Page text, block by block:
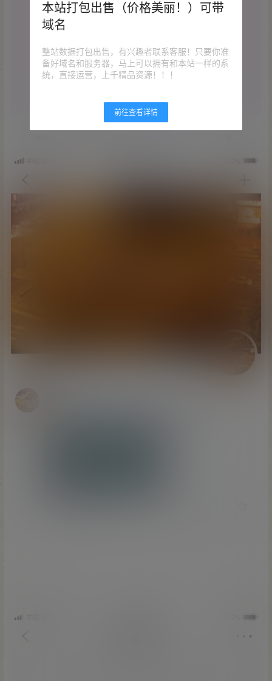
本站打包出售（价格美丽！）可带
域名
整站数据打包出售，有兴趣者联系客服！只要你准
备好域名和服务器，马上可以拥有和本站一样的系
统，直接运营，上千精品资源！！！
前往查看详情